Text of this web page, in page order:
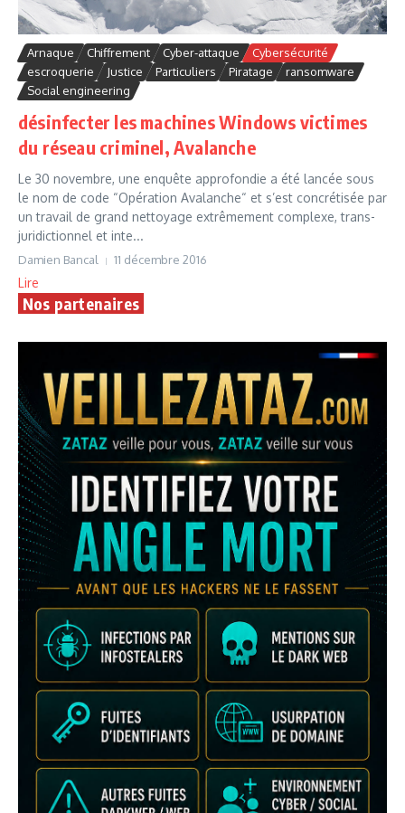
Arnaque Chiffrement Cyber-attaque
Cybersécurité
escroquerie
Justice Particuliers Piratage
ransomware
Social engineering
désinfecter les machines Windows victimes
du réseau criminel, Avalanche
Le 30 novembre, une enquête approfondie a été lancée sous
le nom de code “Opération Avalanche“ et s’est concrétisée par
un travail de grand nettoyage extrêmement complexe, trans-
juridictionnel et inte...
Damien Bancal 11 décembre 2016
Lire
Nos partenaires